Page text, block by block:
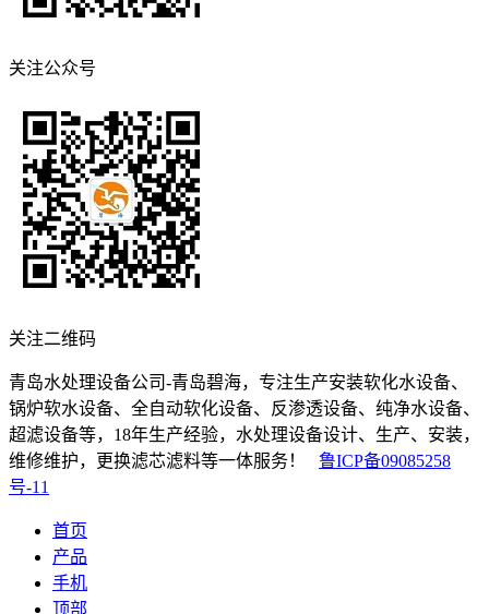
关注公众号
关注二维码
青岛水处理设备公司-青岛碧海，专注生产安装软化水设备、
锅炉软水设备、全自动软化设备、反渗透设备、纯净水设备、
超滤设备等，18年生产经验，水处理设备设计、生产、安装，
维修维护，更换滤芯滤料等一体服务！ 鲁ICP备09085258
号-11
首页
产品
手机
顶部